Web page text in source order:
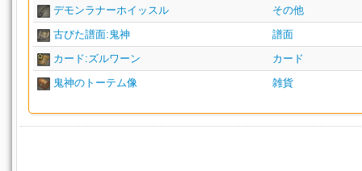
デモンラナーホイッスル
その他
古びた譜面:鬼神
譜面
カード:ズルワーン
カード
鬼神のトーテム像
雑貨